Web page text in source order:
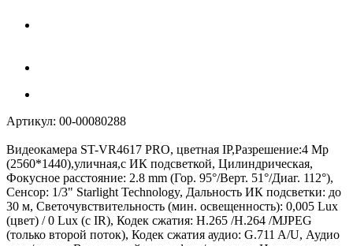
Артикул: 00-00080288
Видеокамера ST-VR4617 PRO, цветная IP,Разрешение:4 Mp
(2560*1440),уличная,с ИК подсветкой, Цилиндрическая,
Фокусное расстояние: 2.8 mm (Гор. 95°/Верт. 51°/Диаг. 112°),
Сенсор: 1/3" Starlight Technology, Дальность ИК подсветки: до
30 м, Светочувствительность (мин. освещенность): 0,005 Lux
(цвет) / 0 Lux (c IR), Кодек сжатия: H.265 /H.264 /MJPEG
(только второй поток), Кодек сжатия аудио: G.711 A/U, Аудио